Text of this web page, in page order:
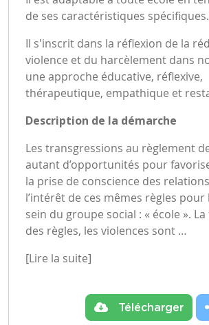
de ses caractéristiques spécifiques.
Il s'inscrit dans la réflexion de la
violence et du harcèlement dans
une approche éducative, réflexive,
thérapeutique, empathique et
Description de la démarche
Les transgressions au règlement
autant d’opportunités pour
la prise de conscience des
l’intérêt de ces mêmes règles pour
sein du groupe social : « école ».
des règles, les violences sont …
[Lire la suite]
Télécharger